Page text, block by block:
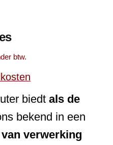
btw.
biedt als de
bekend in een
verwerking